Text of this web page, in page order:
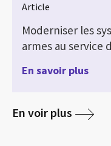
Article
Moderniser les
armes au service
En savoir plus
En voir plus media